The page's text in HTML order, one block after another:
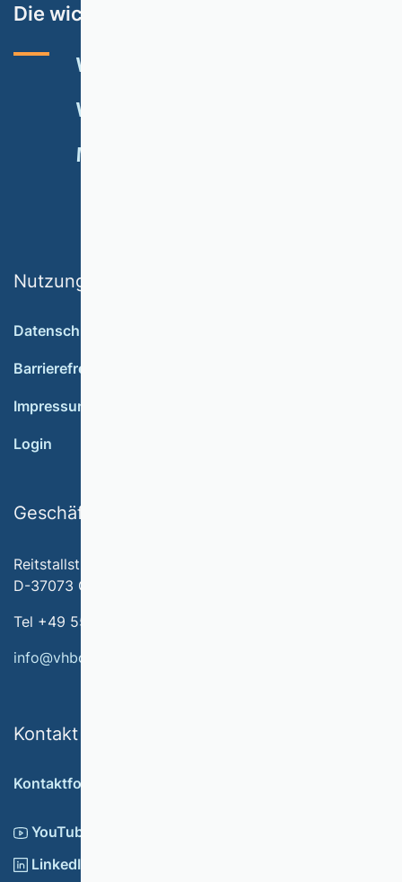
Die wichtigsten Themen
VHB-RATING 2024
VERANSTALTUNGEN
MITGLIED WERDEN
Nutzungsbedingungen
Datenschutz
Barrierefreiheit
Impressum
Login
Geschäftsstelle
Reitstallstr. 7
D-37073 Göttingen
Tel +49 551 79778-566
info@vhbonline.org
Kontakt
Kontaktformular
YouTube
LinkedIn